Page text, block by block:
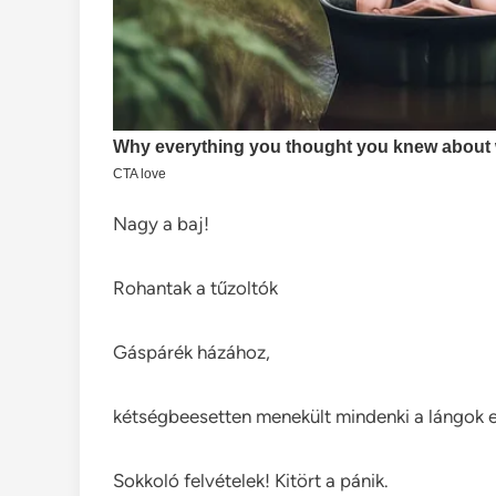
Nagy a baj!
Rohantak a tűzoltók
Gáspárék házához,
kétségbeesetten menekült mindenki a lángok
Sokkoló felvételek! Kitört a pánik.